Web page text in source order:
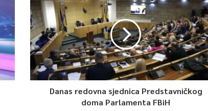
Danas redovna sjednica Predstavničkog
doma Parlamenta FBiH